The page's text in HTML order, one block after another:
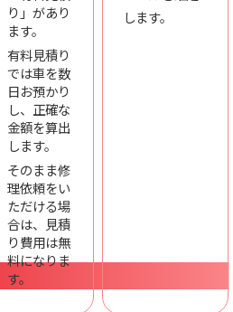
り」があり
ます。
有料見積り
では車を数
日お預かり
し、正確な
金額を算出
します。
そのまま修
理依頼をい
ただける場
合は、見積
り費用は無
料になりま
す。
します。